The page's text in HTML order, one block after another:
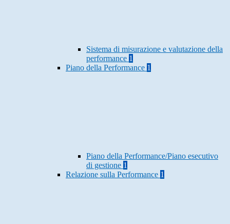
Sistema di misurazione e valutazione della
performance 1
Piano della Performance 1
Piano della Performance/Piano esecutivo
di gestione 1
Relazione sulla Performance 1